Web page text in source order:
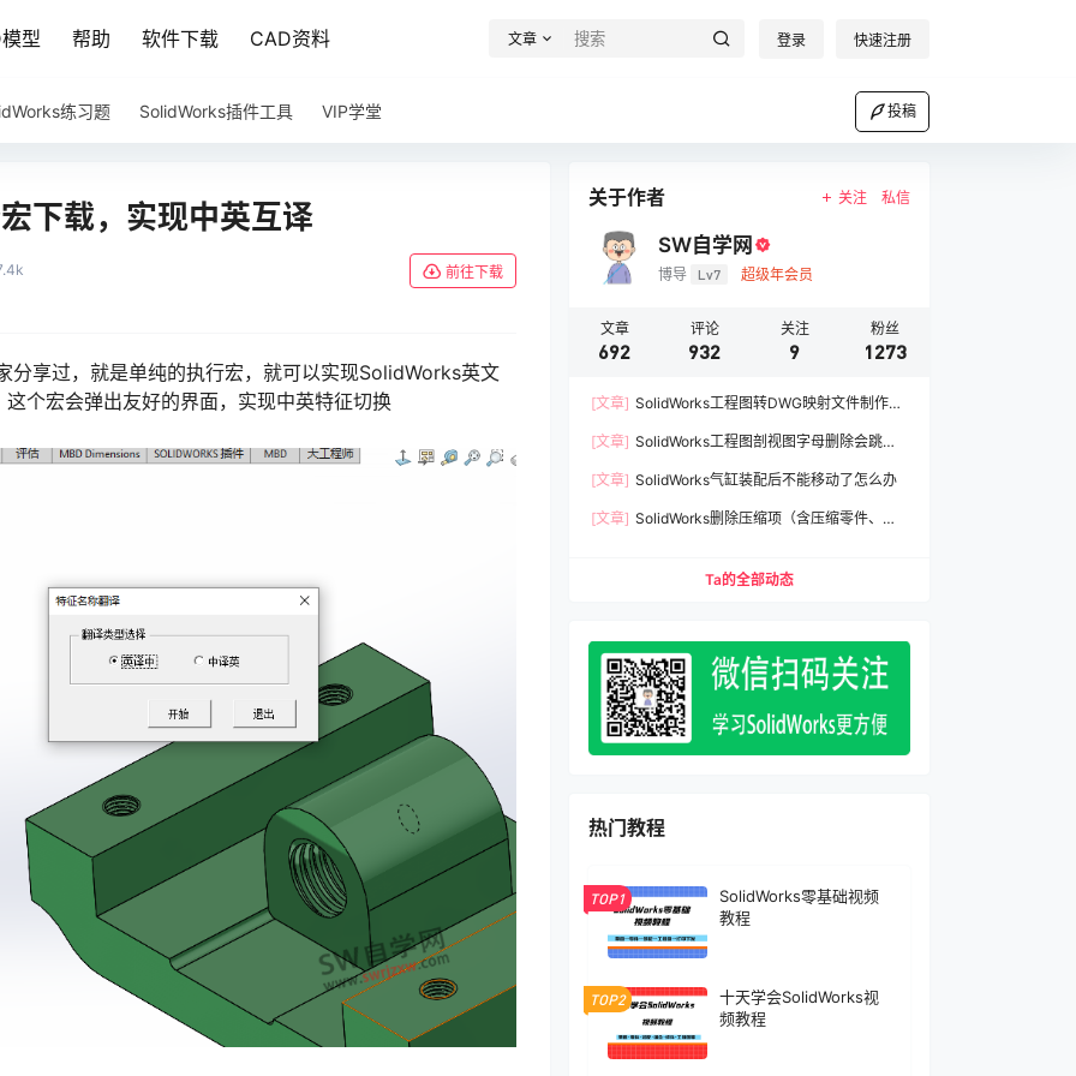
型 帮助 软件下载 CAD资料 文章 登录 快速注册
练习题 SolidWorks插件工具 VIP学堂 投稿
下载，实现中英互译
前往下载
享过，就是单纯的执行宏，就可以实现SolidWorks英文
个宏会弹出友好的界面，实现中英特征切换
关于作者 关注 私信
SW自学网
博导 Lv7 超级年会员
文章
692
评论
932
关注
9
粉丝
1273
[文章] SolidWorks工程图转DWG映射文件制作方
[文章] SolidWorks工程图剖视图字母删除会跳过A
[文章] SolidWorks气缸装配后不能移动了怎么办
[文章] SolidWorks删除压缩项（含压缩零件、压
Ta的全部动态
热门教程
TOP1
SolidWorks零基础视频
教程
TOP2
十天学会SolidWorks视
频教程